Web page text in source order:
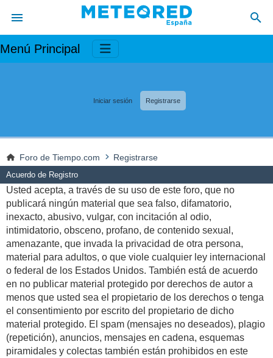
Menú Principal
Iniciar sesión Registrarse
Foro de Tiempo.com Registrarse
Acuerdo de Registro
Usted acepta, a través de su uso de este foro, que no
publicará ningún material que sea falso, difamatorio,
inexacto, abusivo, vulgar, con incitación al odio,
intimidatorio, obsceno, profano, de contenido sexual,
amenazante, que invada la privacidad de otra persona,
material para adultos, o que viole cualquier ley internacional
o federal de los Estados Unidos. También está de acuerdo
en no publicar material protegido por derechos de autor a
menos que usted sea el propietario de los derechos o tenga
el consentimiento por escrito del propietario de dicho
material protegido. El spam (mensajes no deseados), plagio
(repetición), anuncios, mensajes en cadena, esquemas
piramidales y colectas también están prohibidos en este